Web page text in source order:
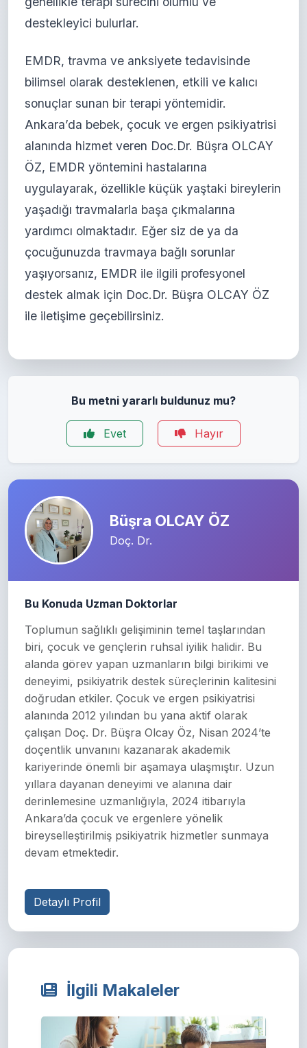
destekleyici bulurlar.
EMDR, travma ve anksiyete tedavisinde
bilimsel olarak desteklenen, etkili ve kalıcı
sonuçlar sunan bir terapi yöntemidir.
Ankara’da bebek, çocuk ve ergen psikiyatrisi
alanında hizmet veren Doc.Dr. Büşra OLCAY
ÖZ, EMDR yöntemini hastalarına
uygulayarak, özellikle küçük yaştaki bireylerin
yaşadığı travmalarla başa çıkmalarına
yardımcı olmaktadır. Eğer siz de ya da
çocuğunuzda travmaya bağlı sorunlar
yaşıyorsanız, EMDR ile ilgili profesyonel
destek almak için Doc.Dr. Büşra OLCAY ÖZ
ile iletişime geçebilirsiniz.
Bu metni yararlı buldunuz mu?
Evet Hayır
Büşra OLCAY ÖZ
Doç. Dr.
Bu Konuda Uzman Doktorlar
Toplumun sağlıklı gelişiminin temel taşlarından
biri, çocuk ve gençlerin ruhsal iyilik halidir. Bu
alanda görev yapan uzmanların bilgi birikimi ve
deneyimi, psikiyatrik destek süreçlerinin kalitesini
doğrudan etkiler. Çocuk ve ergen psikiyatrisi
alanında 2012 yılından bu yana aktif olarak
çalışan Doç. Dr. Büşra Olcay Öz, Nisan 2024’te
doçentlik unvanını kazanarak akademik
kariyerinde önemli bir aşamaya ulaşmıştır. Uzun
yıllara dayanan deneyimi ve alanına dair
derinlemesine uzmanlığıyla, 2024 itibarıyla
Ankara’da çocuk ve ergenlere yönelik
bireyselleştirilmiş psikiyatrik hizmetler sunmaya
devam etmektedir.
Detaylı Profil
İlgili Makaleler